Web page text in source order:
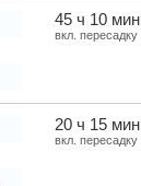
45 ч 10 мин
вкл. пересадку
20 ч 15 мин
вкл. пересадку